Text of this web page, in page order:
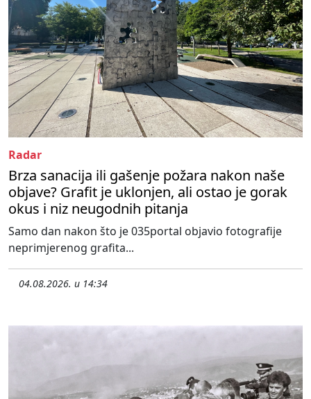
Radar
Brza sanacija ili gašenje požara nakon naše
objave? Grafit je uklonjen, ali ostao je gorak
okus i niz neugodnih pitanja
Samo dan nakon što je 035portal objavio fotografije
neprimjerenog grafita...
04.08.2026. u 14:34